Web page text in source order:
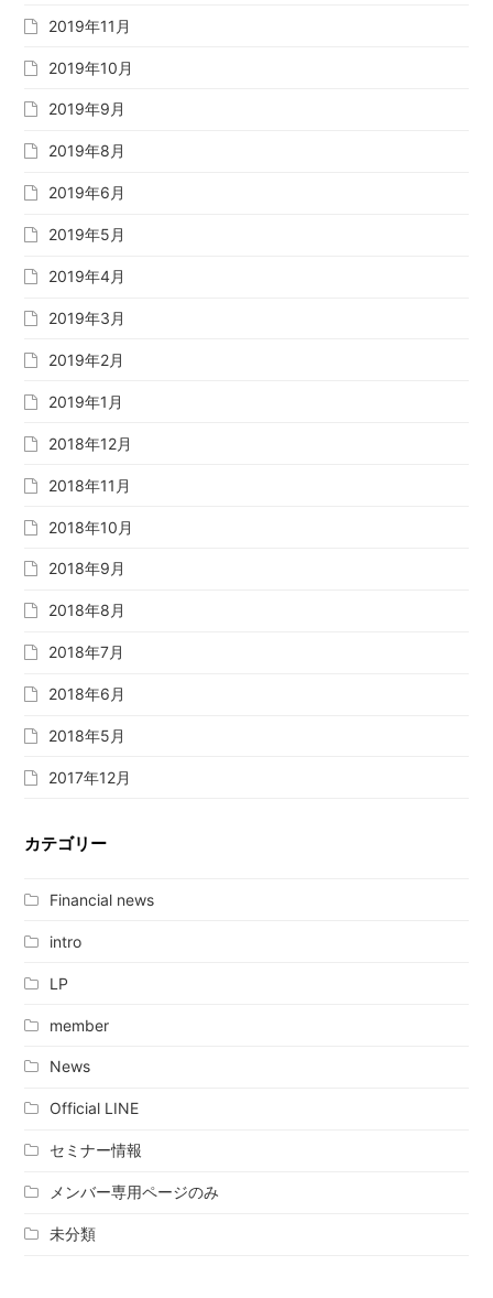
2019年11月
2019年10月
2019年9月
2019年8月
2019年6月
2019年5月
2019年4月
2019年3月
2019年2月
2019年1月
2018年12月
2018年11月
2018年10月
2018年9月
2018年8月
2018年7月
2018年6月
2018年5月
2017年12月
カテゴリー
Financial news
intro
LP
member
News
Official LINE
セミナー情報
メンバー専用ページのみ
未分類